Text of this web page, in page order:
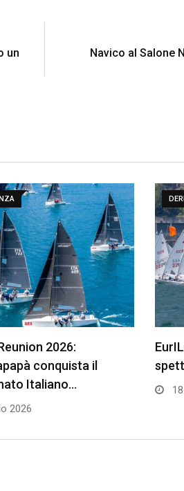
un
Navico al Salone
2026:
conquista il
Italiano…
2026